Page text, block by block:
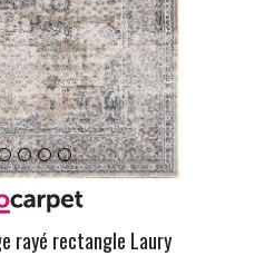
rayé rectangle Laury